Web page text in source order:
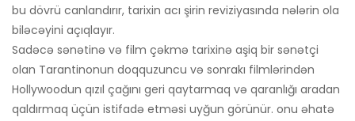
bu dövrü canlandırır, tarixin acı şirin reviziyasında nələrin ola
biləcəyini açıqlayır.
Sadəcə sənətinə və film çəkmə tarixinə aşiq bir sənətçi
olan Tarantinonun doqquzuncu və sonrakı filmlərindən
Hollywoodun qızıl çağını geri qaytarmaq və qaranlığı aradan
qaldırmaq üçün istifadə etməsi uyğun görünür. onu əhatə